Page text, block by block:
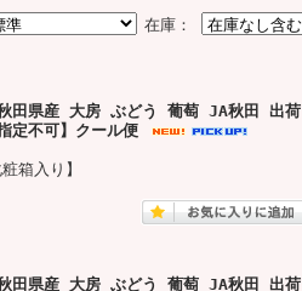
在庫：
田県産 大房 ぶどう 葡萄 JA秋田 出荷
定不可】クール便
箱入り】
田県産 大房 ぶどう 葡萄 JA秋田 出荷